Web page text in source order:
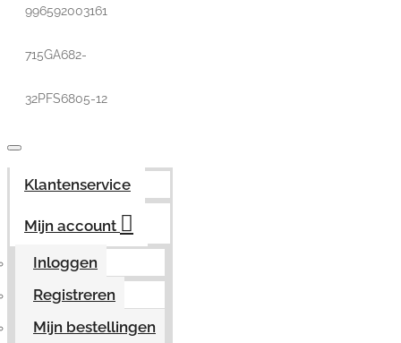
996592003161
715GA682-
32PFS6805-12
Klantenservice
Mijn account
Inloggen
Registreren
Mijn bestellingen